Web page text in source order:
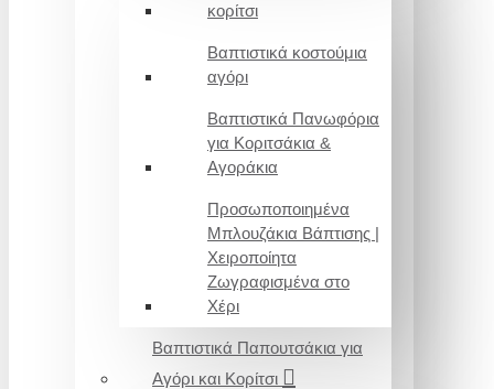
κορίτσι
Βαπτιστικά κοστούμια
αγόρι
Βαπτιστικά Πανωφόρια
για Κοριτσάκια &
Αγοράκια
Προσωποποιημένα
Μπλουζάκια Βάπτισης |
Χειροποίητα
Ζωγραφισμένα στο
Χέρι
Βαπτιστικά Παπουτσάκια για
Αγόρι και Κορίτσι